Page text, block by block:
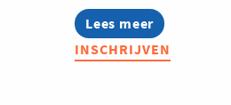
Lees meer
about
Generatieve
AI
INSCHRIJVEN